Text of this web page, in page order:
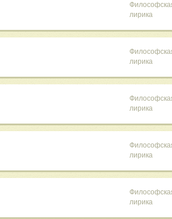
лирика
лирика
лирика
лирика
лирика